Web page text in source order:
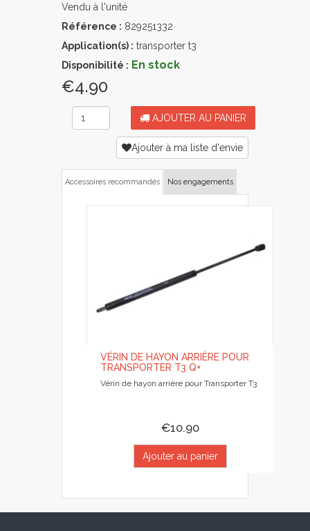
Vendu à l'unité
Référence : 829251332
Application(s) : transporter t3
Disponibilité : En stock
€4.90
AJOUTER AU PANIER
Ajouter à ma liste d'envie
Accessoires recommandés Nos engagements
VÉRIN DE HAYON ARRIÈRE POUR
TRANSPORTER T3 Q+
Vérin de hayon arrière pour Transporter T3
€10.90
Ajouter au panier